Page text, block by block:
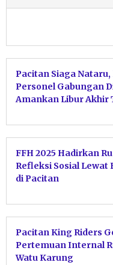
Pacitan Siaga Nataru,
Personel Gabungan
Amankan Libur Akhir
FFH 2025 Hadirkan
Refleksi Sosial Lewat
di Pacitan
Pacitan King Riders
Pertemuan Internal
Watu Karung